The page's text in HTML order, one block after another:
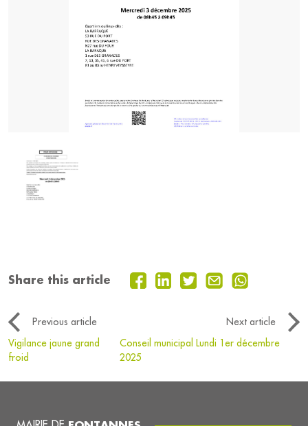
Share this article
Previous article
Next article
Vigilance jaune grand
froid
Conseil municipal Lundi 1er décembre
2025